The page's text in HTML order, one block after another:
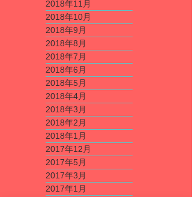
2018年11月
2018年10月
2018年9月
2018年8月
2018年7月
2018年6月
2018年5月
2018年4月
2018年3月
2018年2月
2018年1月
2017年12月
2017年5月
2017年3月
2017年1月